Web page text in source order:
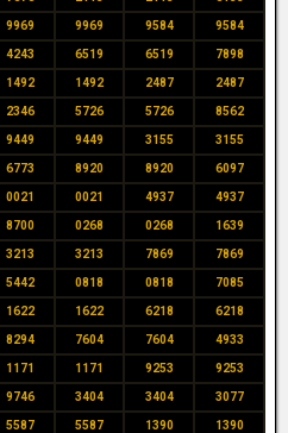
9969 9969 9584 9584
4243 6519 6519 7898
1492 1492 2487 2487
2346 5726 5726 8562
9449 9449 3155 3155
6773 8920 8920 6097
0021 0021 4937 4937
8700 0268 0268 1639
3213 3213 7869 7869
5442 0818 0818 7085
1622 1622 6218 6218
8294 7604 7604 4933
1171 1171 9253 9253
9746 3404 3404 3077
5587 5587 1390 1390